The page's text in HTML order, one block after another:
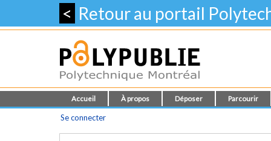
< Retour au portail
Accueil À propos Déposer Parcourir
Se connecter